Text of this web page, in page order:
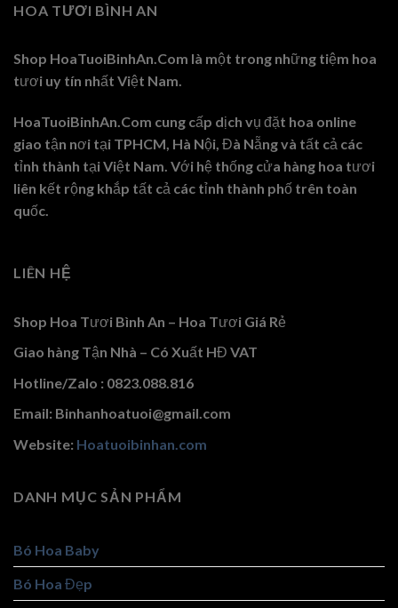
HOA TƯƠI BÌNH AN
Shop HoaTuoiBinhAn.Com là một trong những tiệm hoa
tươi uy tín nhất Việt Nam.
HoaTuoiBinhAn.Com cung cấp dịch vụ đặt hoa online
giao tận nơi tại TPHCM, Hà Nội, Đà Nẵng và tất cả các
tỉnh thành tại Việt Nam. Với hệ thống cửa hàng hoa tươi
liên kết rộng khắp tất cả các tỉnh thành phố trên toàn
quốc.
LIÊN HỆ
Shop Hoa Tươi Bình An – Hoa Tươi Giá Rẻ
Giao hàng Tận Nhà – Có Xuất HĐ VAT
Hotline/Zalo : 0823.088.816
Email: Binhanhoatuoi@gmail.com
Website: Hoatuoibinhan.com
DANH MỤC SẢN PHẨM
Bó Hoa Baby
Bó Hoa Đẹp